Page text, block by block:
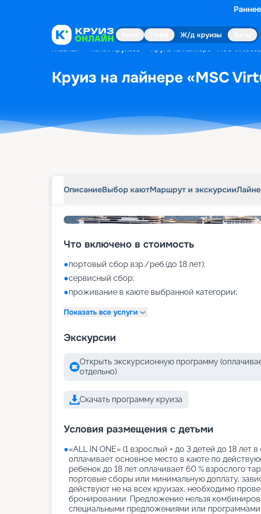
Ж/д круизы
Главная Поиск круизов Круиз на лайнере «MSC
Круиз на лайнере «MSC
ОписаниеВыбор каютМаршрут и экскурсии
Что включено в стоимость
●портовый сбор взр./реб.(до 18 лет);
●сервисный сбор;
●проживание в каюте выбранной категории;
Показать все услуги
Экскурсии
Открыть экскурсионную программу
отдельно)
Скачать программу круиза
Условия размещения с детьми
●«АLL IN ONE» (1 взрослый + до 3 детей до 18 лет
оплачивает основное место в каюте по
ребенок до 18 лет оплачивает 60 % взрослого
портовые сборы или минимальную доплату,
действуют не на всех круизах, необходимо
бронировании. Предложение нельзя
специальными предложениями или программами